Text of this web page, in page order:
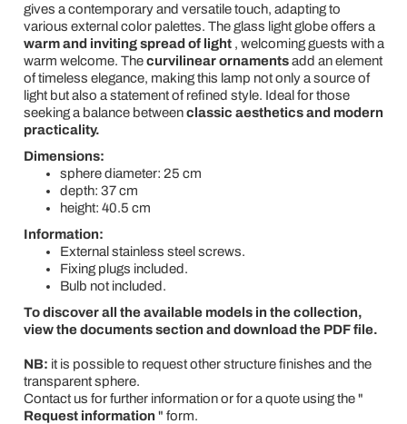
gives a contemporary and versatile touch, adapting to
various external color palettes. The glass light globe offers a
warm and inviting spread of light, welcoming guests with a
warm welcome. Thecurvilinear ornamentsadd an element
of timeless elegance, making this lamp not only a source of
light but also a statement of refined style. Ideal for those
seeking a balance betweenclassic aesthetics and modern
practicality.
Dimensions:
sphere diameter: 25 cm
depth: 37 cm
height: 40.5 cm
Information:
External stainless steel screws.
Fixing plugs included.
Bulb not included.
To discover all the available models in the collection,
view the documents section and download the PDF file.
NB: it is possible to request other structure finishes and the
transparent sphere.
Contact us for further information or for a quote using the "
Request information " form.